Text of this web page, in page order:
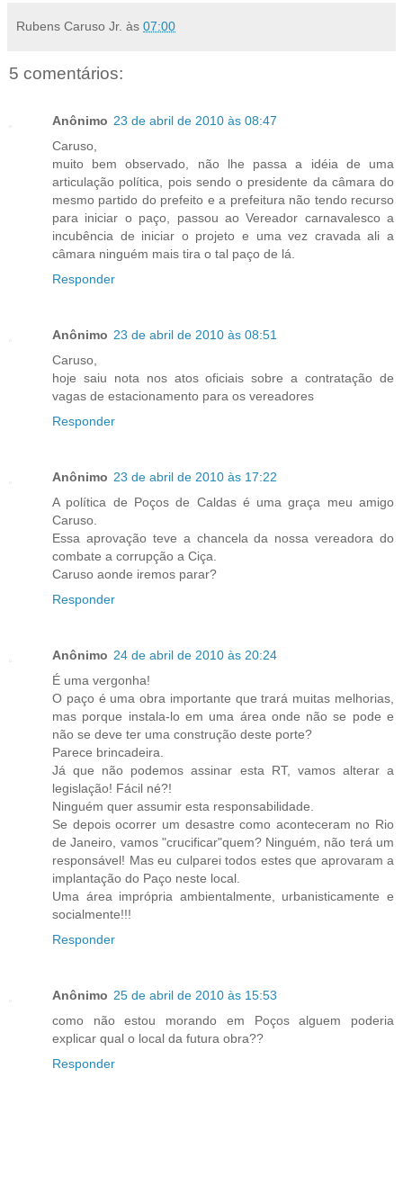
Rubens Caruso Jr. às 07:00
5 comentários:
Anônimo 23 de abril de 2010 às 08:47
Caruso,
muito bem observado, não lhe passa a idéia de uma
articulação política, pois sendo o presidente da câmara do
mesmo partido do prefeito e a prefeitura não tendo recurso
para iniciar o paço, passou ao Vereador carnavalesco a
incubência de iniciar o projeto e uma vez cravada ali a
câmara ninguém mais tira o tal paço de lá.
Responder
Anônimo 23 de abril de 2010 às 08:51
Caruso,
hoje saiu nota nos atos oficiais sobre a contratação de
vagas de estacionamento para os vereadores
Responder
Anônimo 23 de abril de 2010 às 17:22
A política de Poços de Caldas é uma graça meu amigo
Caruso.
Essa aprovação teve a chancela da nossa vereadora do
combate a corrupção a Ciça.
Caruso aonde iremos parar?
Responder
Anônimo 24 de abril de 2010 às 20:24
É uma vergonha!
O paço é uma obra importante que trará muitas melhorias,
mas porque instala-lo em uma área onde não se pode e
não se deve ter uma construção deste porte?
Parece brincadeira.
Já que não podemos assinar esta RT, vamos alterar a
legislação! Fácil né?!
Ninguém quer assumir esta responsabilidade.
Se depois ocorrer um desastre como aconteceram no Rio
de Janeiro, vamos "crucificar"quem? Ninguém, não terá um
responsável! Mas eu culparei todos estes que aprovaram a
implantação do Paço neste local.
Uma área imprópria ambientalmente, urbanisticamente e
socialmente!!!
Responder
Anônimo 25 de abril de 2010 às 15:53
como não estou morando em Poços alguem poderia
explicar qual o local da futura obra??
Responder